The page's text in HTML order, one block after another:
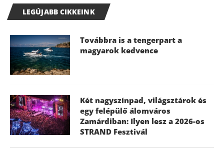
LEGÚJABB CIKKEINK
Továbbra is a tengerpart a
magyarok kedvence
Két nagyszínpad, világsztárok és
egy felépülő álomváros
Zamárdiban: Ilyen lesz a 2026-os
STRAND Fesztivál